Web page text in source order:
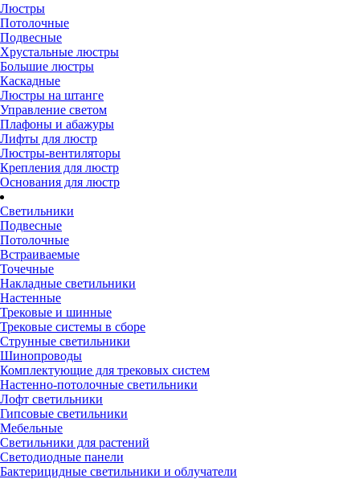
Люстры
Потолочные
Подвесные
Хрустальные люстры
Большие люстры
Каскадные
Люстры на штанге
Управление светом
Плафоны и абажуры
Лифты для люстр
Люстры-вентиляторы
Крепления для люстр
Основания для люстр
Светильники
Подвесные
Потолочные
Встраиваемые
Точечные
Накладные светильники
Настенные
Трековые и шинные
Трековые системы в сборе
Струнные светильники
Шинопроводы
Комплектующие для трековых систем
Настенно-потолочные светильники
Лофт светильники
Гипсовые светильники
Мебельные
Светильники для растений
Светодиодные панели
Бактерицидные светильники и облучатели